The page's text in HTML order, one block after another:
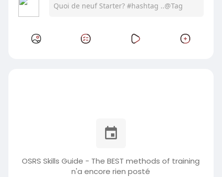
OSRS Skills Guide - The BEST methods of training
n'a encore rien posté